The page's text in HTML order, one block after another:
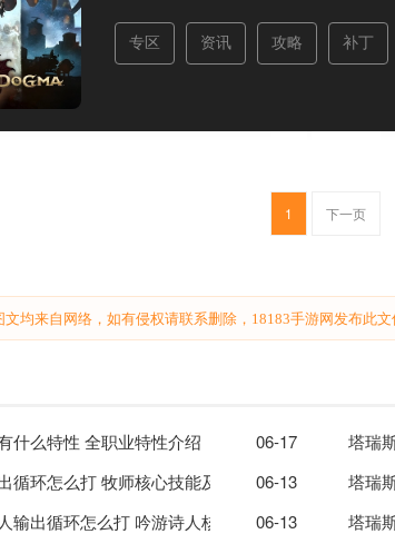
专区 资讯 攻略 补丁
1 下一页
均来自网络，如有侵权请联系删除，18183手游网发布此
什么特性 全职业特性介绍 06-17 塔瑞
循环怎么打 牧师核心技能及输出手法介绍
06-13 塔瑞
输出循环怎么打 吟游诗人核心技能及输出手法介绍
06-13 塔瑞